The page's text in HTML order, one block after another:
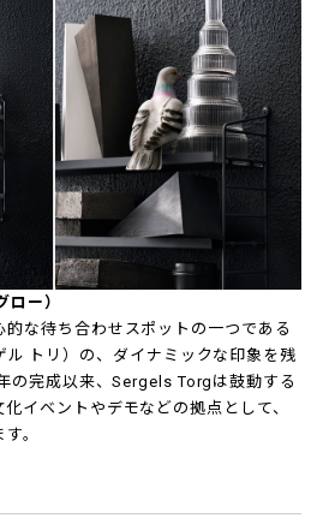
ー）
な待ち合わせスポットの一つである
トリ）の、ダイナミックな印象を残
の完成以来、Sergels Torgは鼓動する
イベントやデモなどの拠点として、
。